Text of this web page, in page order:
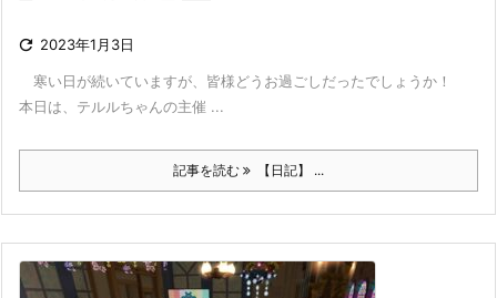
 2023年1月3日
寒い日が続いていますが、皆様どうお過ごしだったでしょうか！
本日は、テルルちゃんの主催 ...
記事を読む 【日記】 ...